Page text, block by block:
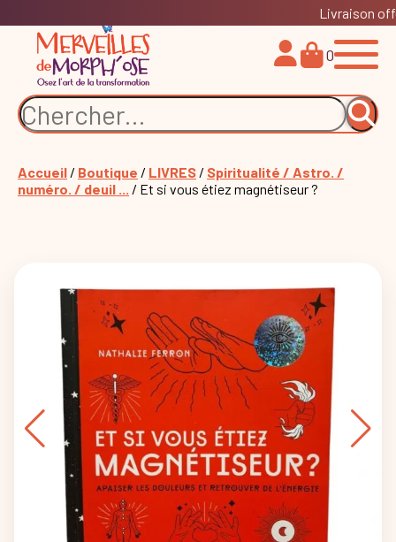
Livraison
0
Accueil / Boutique / LIVRES / Spiritualité / Astro. /
numéro. / deuil ... / Et si vous étiez magnétiseur ?